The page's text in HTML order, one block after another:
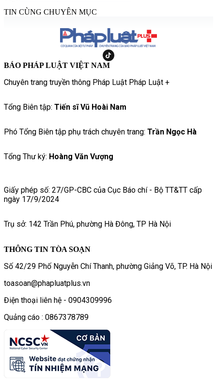
TIN CÙNG CHUYÊN MỤC
BÁO PHÁP LUẬT VIỆT NAM
Chuyên trang truyền thông Pháp Luật Pháp Luật +
Tổng Biên tập: Tiến sĩ Vũ Hoài Nam
Phó Tổng Biên tập phụ trách chuyên trang: Trần Ngọc Hà
Tổng Thư ký: Hoàng Văn Vượng
Giấy phép số: 27/GP-CBC của Cục Báo chí - Bộ TT&TT cấp
ngày 17/9/2024
Trụ sở: 142 Trần Phú, phường Hà Đông, TP Hà Nội
THÔNG TIN TÒA SOẠN
Số 42/29 Phố Nguyễn Chí Thanh, phường Giảng Võ, TP. Hà Nội
toasoan@phapluatplus.vn
Điện thoại liên hệ - 0904309996
Quảng cáo : 0867378789